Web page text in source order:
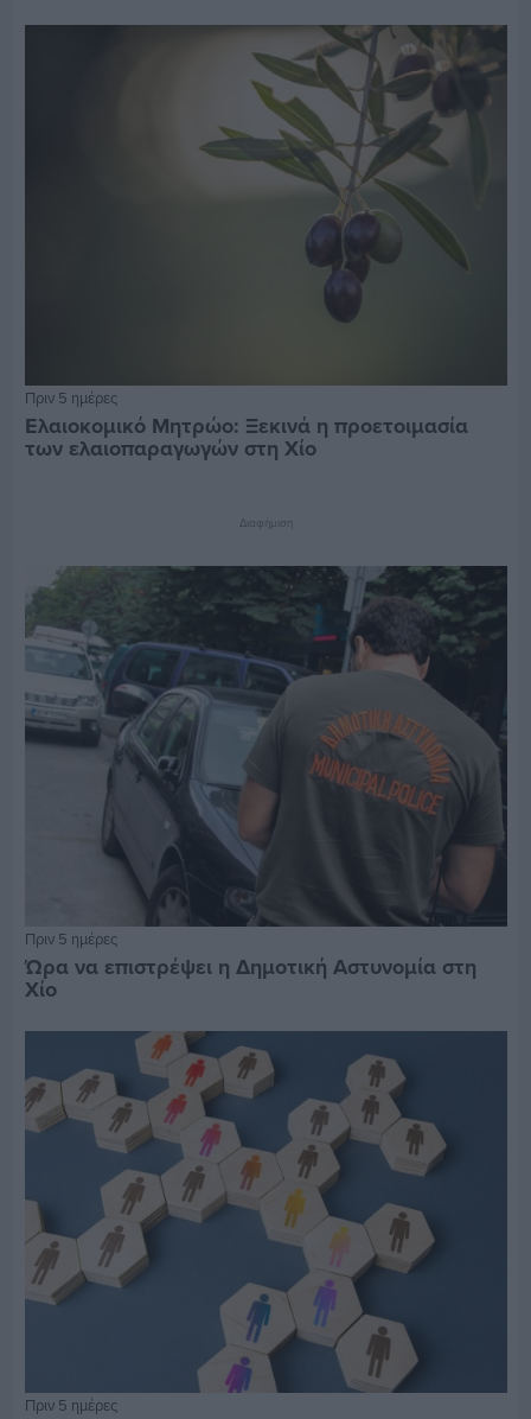
Πριν 5 ημέρες
Ελαιοκομικό Μητρώο: Ξεκινά η προετοιμασία
των ελαιοπαραγωγών στη Χίο
Διαφήμιση
Πριν 5 ημέρες
Ώρα να επιστρέψει η Δημοτική Αστυνομία στη
Χίο
Πριν 5 ημέρες